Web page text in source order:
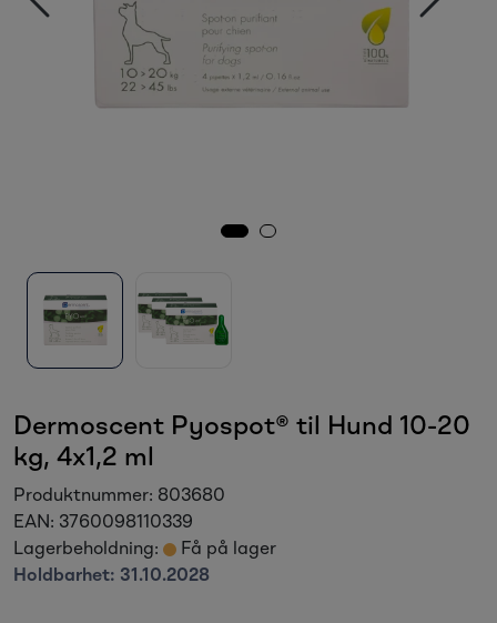
Dermoscent Pyospot® til Hund 10-20
kg, 4x1,2 ml
Produktnummer: 803680
EAN: 3760098110339
Lagerbeholdning:
Få på lager
Holdbarhet: 31.10.2028
Sesongvarer